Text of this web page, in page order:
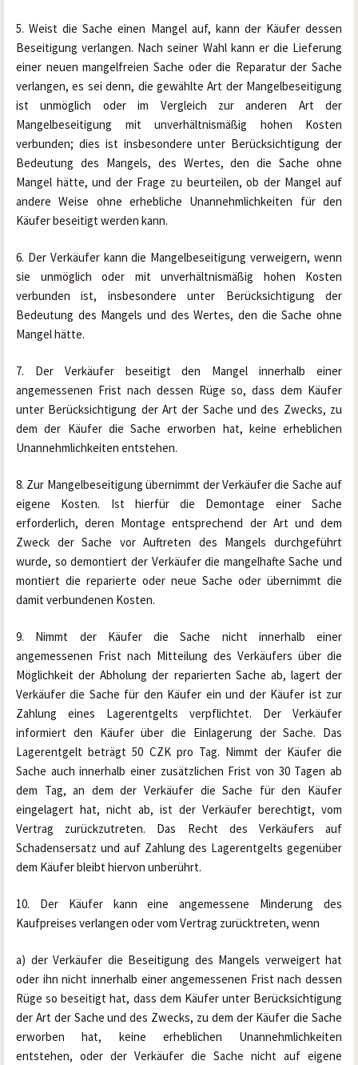
5. Weist die Sache einen Mangel auf, kann der Käufer dessen
Beseitigung verlangen. Nach seiner Wahl kann er die Lieferung
einer neuen mangelfreien Sache oder die Reparatur der Sache
verlangen, es sei denn, die gewählte Art der Mangelbeseitigung
ist unmöglich oder im Vergleich zur anderen Art der
Mangelbeseitigung mit unverhältnismäßig hohen Kosten
verbunden; dies ist insbesondere unter Berücksichtigung der
Bedeutung des Mangels, des Wertes, den die Sache ohne
Mangel hätte, und der Frage zu beurteilen, ob der Mangel auf
andere Weise ohne erhebliche Unannehmlichkeiten für den
Käufer beseitigt werden kann.
6. Der Verkäufer kann die Mangelbeseitigung verweigern, wenn
sie unmöglich oder mit unverhältnismäßig hohen Kosten
verbunden ist, insbesondere unter Berücksichtigung der
Bedeutung des Mangels und des Wertes, den die Sache ohne
Mangel hätte.
7. Der Verkäufer beseitigt den Mangel innerhalb einer
angemessenen Frist nach dessen Rüge so, dass dem Käufer
unter Berücksichtigung der Art der Sache und des Zwecks, zu
dem der Käufer die Sache erworben hat, keine erheblichen
Unannehmlichkeiten entstehen.
8. Zur Mangelbeseitigung übernimmt der Verkäufer die Sache auf
eigene Kosten. Ist hierfür die Demontage einer Sache
erforderlich, deren Montage entsprechend der Art und dem
Zweck der Sache vor Auftreten des Mangels durchgeführt
wurde, so demontiert der Verkäufer die mangelhafte Sache und
montiert die reparierte oder neue Sache oder übernimmt die
damit verbundenen Kosten.
9. Nimmt der Käufer die Sache nicht innerhalb einer
angemessenen Frist nach Mitteilung des Verkäufers über die
Möglichkeit der Abholung der reparierten Sache ab, lagert der
Verkäufer die Sache für den Käufer ein und der Käufer ist zur
Zahlung eines Lagerentgelts verpflichtet. Der Verkäufer
informiert den Käufer über die Einlagerung der Sache. Das
Lagerentgelt beträgt 50 CZK pro Tag. Nimmt der Käufer die
Sache auch innerhalb einer zusätzlichen Frist von 30 Tagen ab
dem Tag, an dem der Verkäufer die Sache für den Käufer
eingelagert hat, nicht ab, ist der Verkäufer berechtigt, vom
Vertrag zurückzutreten. Das Recht des Verkäufers auf
Schadensersatz und auf Zahlung des Lagerentgelts gegenüber
dem Käufer bleibt hiervon unberührt.
10. Der Käufer kann eine angemessene Minderung des
Kaufpreises verlangen oder vom Vertrag zurücktreten, wenn
a) der Verkäufer die Beseitigung des Mangels verweigert hat
oder ihn nicht innerhalb einer angemessenen Frist nach dessen
Rüge so beseitigt hat, dass dem Käufer unter Berücksichtigung
der Art der Sache und des Zwecks, zu dem der Käufer die Sache
erworben hat, keine erheblichen Unannehmlichkeiten
entstehen, oder der Verkäufer die Sache nicht auf eigene